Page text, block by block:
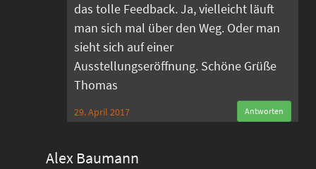
das tolle Feedback. Ja, vielleicht läuft
man sich mal über den Weg. Oder man
sieht sich auf einer
Ausstellungseröffnung. Schöne Grüße
Thomas
29. April 2017 Antworten
Alex Baumann